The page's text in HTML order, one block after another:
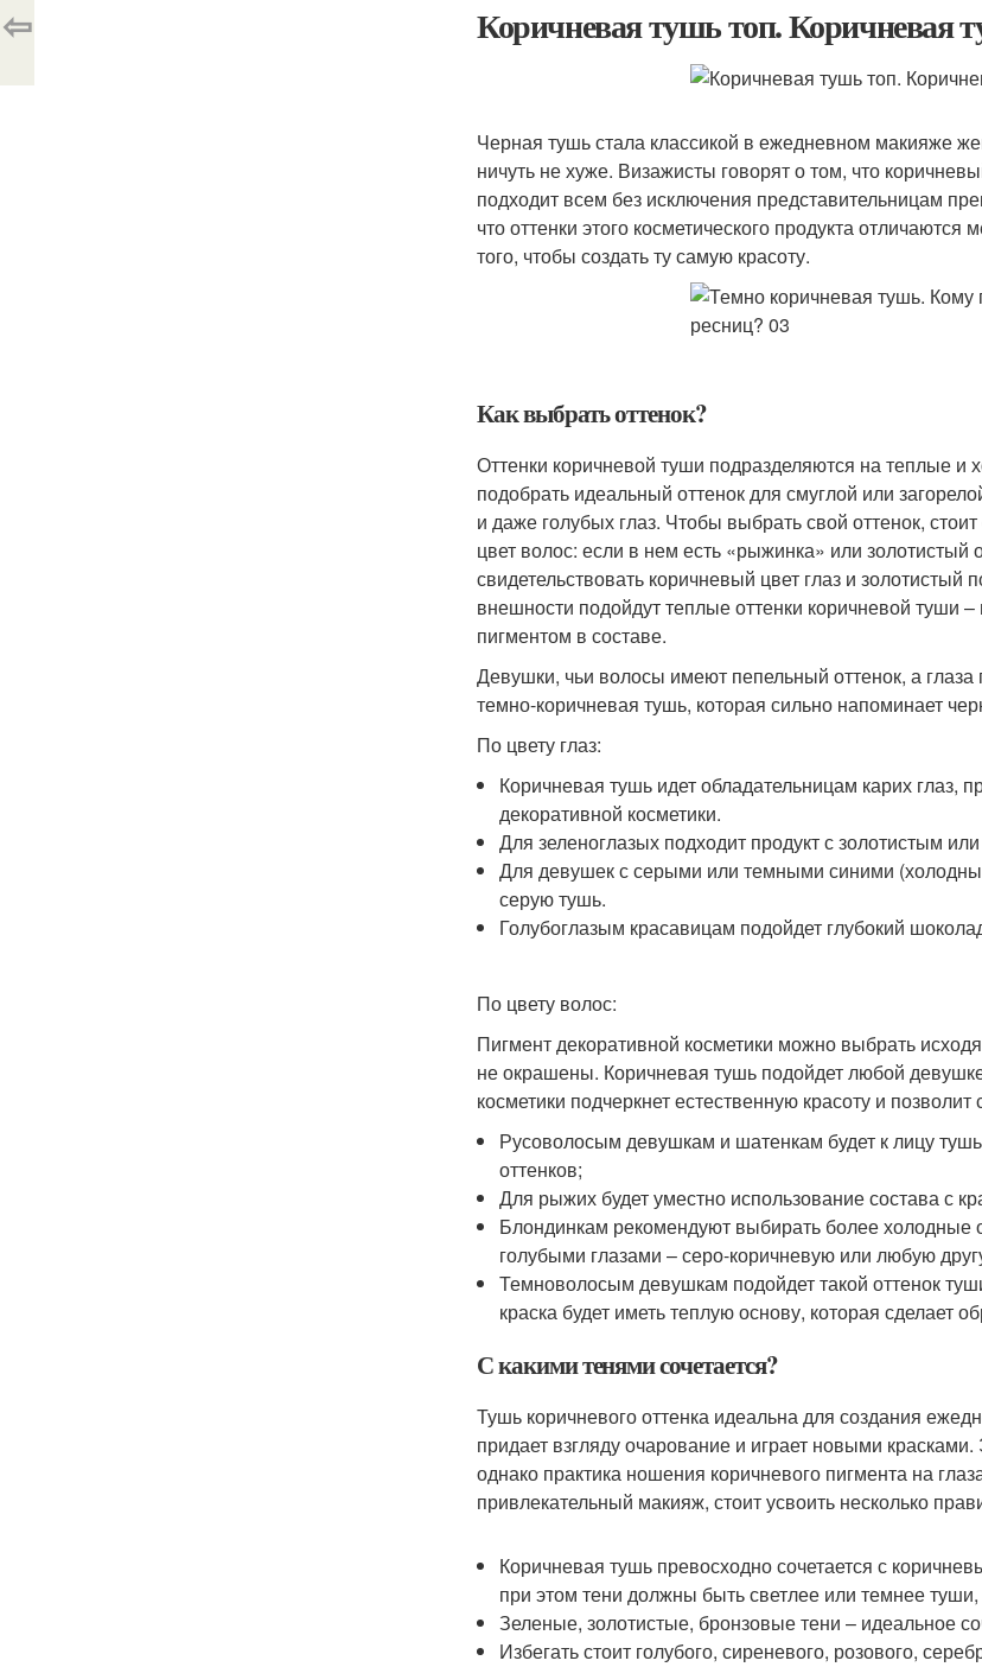
Коричневая тушь топ. Коричневая
Черная тушь стала классикой в ежедневном макияже
ничуть не хуже. Визажисты говорят о том, что
подходит всем без исключения представительницам
что оттенки этого косметического продукта
того, чтобы создать ту самую красоту.
Как выбрать оттенок?
Оттенки коричневой туши подразделяются на теплые
подобрать идеальный оттенок для смуглой или
и даже голубых глаз. Чтобы выбрать свой оттенок,
цвет волос: если в нем есть «рыжинка» или
свидетельствовать коричневый цвет глаз и золотистый
внешности подойдут теплые оттенки коричневой туши
пигментом в составе.
Девушки, чьи волосы имеют пепельный оттенок, а
темно-коричневая тушь, которая сильно напоминает
По цвету глаз:
Коричневая тушь идет обладательницам карих глаз,
декоративной косметики.
Для зеленоглазых подходит продукт с золотистым
Для девушек с серыми или темными синими
серую тушь.
Голубоглазым красавицам подойдет глубокий
По цвету волос:
Пигмент декоративной косметики можно выбрать
не окрашены. Коричневая тушь подойдет любой
косметики подчеркнет естественную красоту и
Русоволосым девушкам и шатенкам будет к лицу
оттенков;
Для рыжих будет уместно использование состава с
Блондинкам рекомендуют выбирать более холодные
голубыми глазами – серо-коричневую или любую
Темноволосым девушкам подойдет такой оттенок
краска будет иметь теплую основу, которая сделает
С какими тенями сочетается?
Тушь коричневого оттенка идеальна для создания
придает взгляду очарование и играет новыми
однако практика ношения коричневого пигмента на
привлекательный макияж, стоит усвоить несколько
Коричневая тушь превосходно сочетается с
при этом тени должны быть светлее или темнее туши,
Зеленые, золотистые, бронзовые тени – идеальное
Избегать стоит голубого, сиреневого, розового,
⇦